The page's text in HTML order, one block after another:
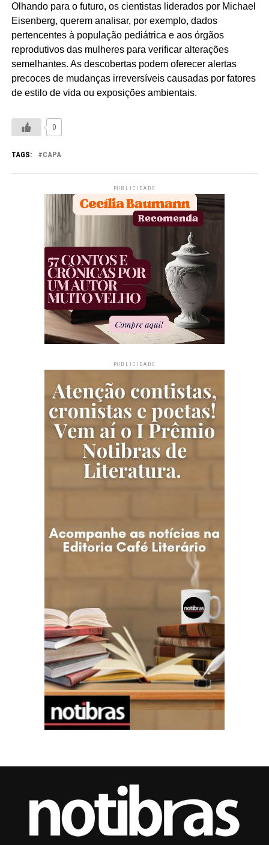
Olhando para o futuro, os cientistas liderados por Michael
Eisenberg, querem analisar, por exemplo, dados
pertencentes à população pediátrica e aos órgãos
reprodutivos das mulheres para verificar alterações
semelhantes. As descobertas podem oferecer alertas
precoces de mudanças irreversíveis causadas por fatores
de estilo de vida ou exposições ambientais.
0
TAGS: CAPA
PUBLICIDADE
PUBLICIDADE